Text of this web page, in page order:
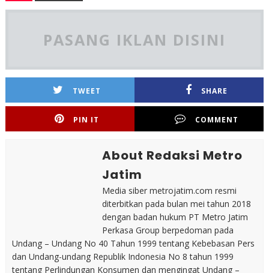
PASANG IKLAN DISINI
TWEET SHARE
PIN IT COMMENT
About Redaksi Metro
Jatim
Media siber metrojatim.com resmi
diterbitkan pada bulan mei tahun 2018
dengan badan hukum PT Metro Jatim
Perkasa Group berpedoman pada
Undang – Undang No 40 Tahun 1999 tentang Kebebasan Pers
dan Undang-undang Republik Indonesia No 8 tahun 1999
tentang Perlindungan Konsumen dan mengingat Undang –